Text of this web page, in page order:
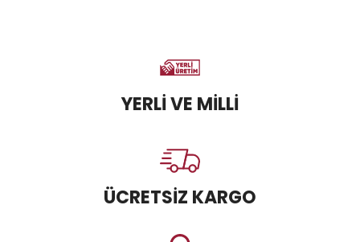
YERLİ VE MİLLİ
ÜCRETSİZ KARGO